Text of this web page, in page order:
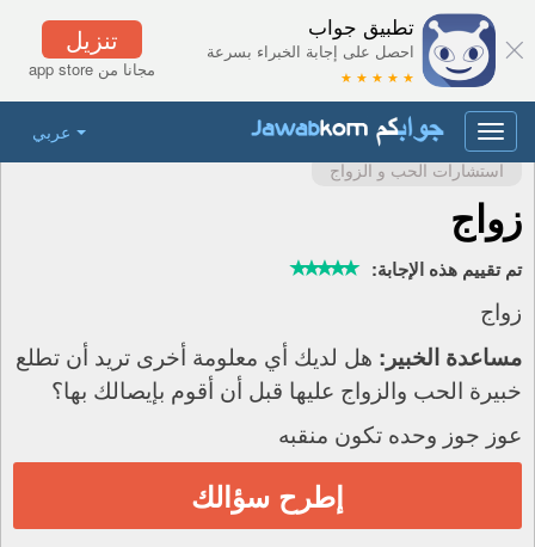
تنزيل
مجانا من app store
تطبيق جواب
احصل على إجابة الخبراء بسرعة
★ ★ ★ ★ ★
عربي
Toggle
navigation
استشارات الحب و الزواج
زواج
تم تقييم هذه الإجابة:
زواج
مساعدة الخبير: هل لديك أي معلومة أخرى تريد أن تطلع
خبيرة الحب والزواج عليها قبل أن أقوم بإيصالك بها؟
عوز جوز وحده تكون منقبه
إطرح سؤالك